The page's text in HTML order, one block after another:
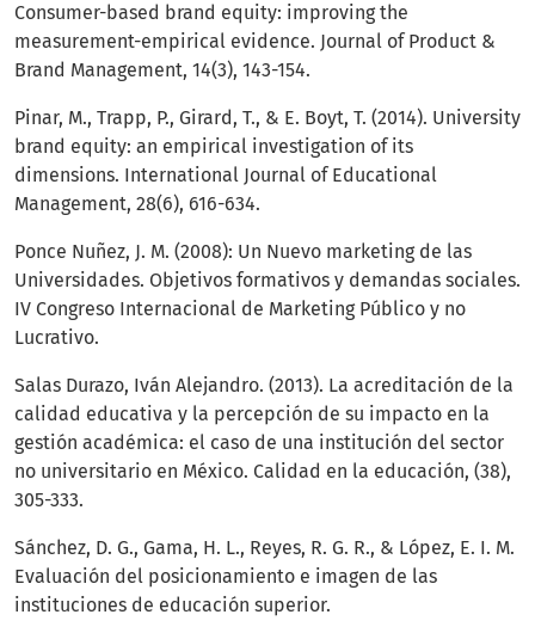
Consumer-based brand equity: improving the
measurement-empirical evidence. Journal of Product &
Brand Management, 14(3), 143-154.
Pinar, M., Trapp, P., Girard, T., & E. Boyt, T. (2014). University
brand equity: an empirical investigation of its
dimensions. International Journal of Educational
Management, 28(6), 616-634.
Ponce Nuñez, J. M. (2008): Un Nuevo marketing de las
Universidades. Objetivos formativos y demandas sociales.
IV Congreso Internacional de Marketing Público y no
Lucrativo.
Salas Durazo, Iván Alejandro. (2013). La acreditación de la
calidad educativa y la percepción de su impacto en la
gestión académica: el caso de una institución del sector
no universitario en México. Calidad en la educación, (38),
305-333.
Sánchez, D. G., Gama, H. L., Reyes, R. G. R., & López, E. I. M.
Evaluación del posicionamiento e imagen de las
instituciones de educación superior.